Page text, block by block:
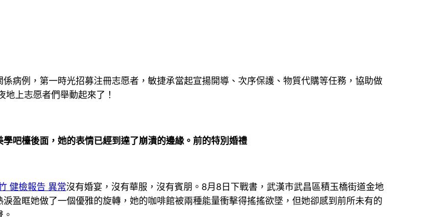
病例，第一時光招募注冊志愿者，敏捷承當起宣揚開導、次序保護、物質代購等任務，協助做
地上志愿者們舉動起來了！
吧檯後面，她的表情已經到達了崩潰的邊緣。前的特別婚禮
健檢報告 異常沒有婚宴，沒有華服，沒有賓朋。8月8日下戰書，武漢市武昌區積玉橋街道金地
盈眶她做了一個優雅的旋轉，她的咖啡館被兩種能量衝擊得搖搖欲墜，但她卻感到前所未有的